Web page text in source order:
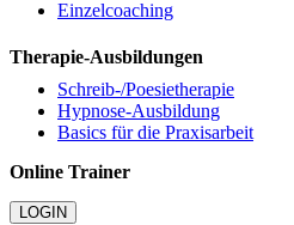
Einzelcoaching
Therapie-Ausbildungen
Schreib-/Poesietherapie
Hypnose-Ausbildung
Basics für die Praxisarbeit
Online Trainer
LOGIN